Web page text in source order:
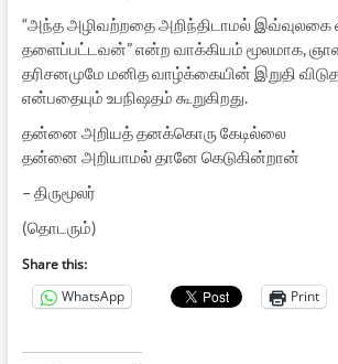
“அந்த அழிவற்றதை அறிந்திடாமல் இவ்வுலகை
தளைப்பட்டவன்” என்ற வாக்கியம் மூலமாக,
தரிசனமுமே மனித வாழ்க்கையின் இறுதி
என்பதையும் உபநிஷதம் கூறுகிறது.
தன்னை அறியத் தனக்கொரு கேடில்லை
தன்னை அறியாமல் தானே கெடுகின்றான்
– திருமூலர்
(தொடரும்)
Share this:
WhatsApp
Print